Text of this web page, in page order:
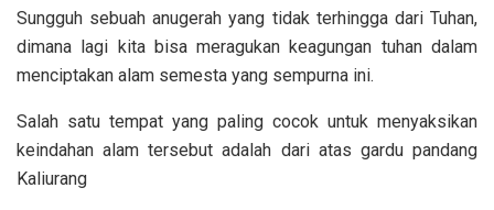
Sungguh sebuah anugerah yang tidak terhingga dari Tuhan,
dimana lagi kita bisa meragukan keagungan tuhan dalam
menciptakan alam semesta yang sempurna ini.
Salah satu tempat yang paling cocok untuk menyaksikan
keindahan alam tersebut adalah dari atas gardu pandang
Kaliurang